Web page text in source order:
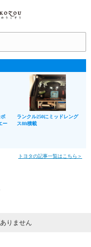
ー
ランクル250にミッドレング
ス8ft積載
トヨタの記事一覧はこちら＞
りません